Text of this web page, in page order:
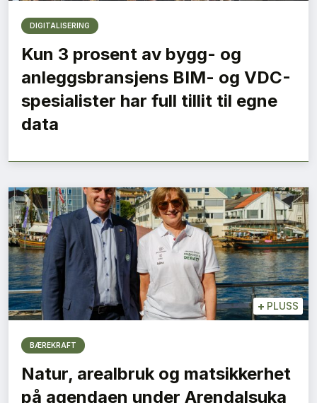
DIGITALISERING
Kun 3 prosent av bygg- og
anleggsbransjens BIM- og VDC-
spesialister har full tillit til egne
data
+ PLUSS
BÆREKRAFT
Natur, arealbruk og matsikkerhet
på agendaen under Arendalsuka